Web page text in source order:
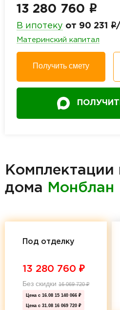
13 280 760 i
В ипотеку от 90 231 i
Материнский капитал
Получить смету
Комплектации
дома
Монблан
Под отделку
13 280 760 ₽
Без скидки 16 069 720₽
Цена с 16.08 15 140 066 ₽
Цена с 31.08 16 069 720 ₽